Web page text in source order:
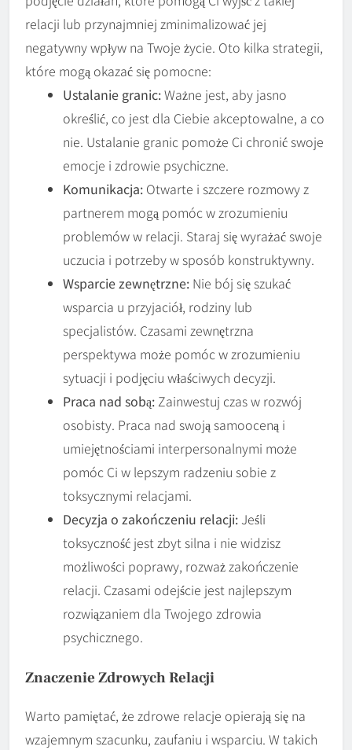
relacji lub przynajmniej zminimalizować jej
negatywny wpływ na Twoje życie. Oto kilka strategii,
które mogą okazać się pomocne:
Ustalanie granic:Ważne jest, aby jasno
określić, co jest dla Ciebie akceptowalne, a co
nie. Ustalanie granic pomoże Ci chronić swoje
emocje i zdrowie psychiczne.
Komunikacja: Otwarte i szczere rozmowy z
partnerem mogą pomóc w zrozumieniu
problemów w relacji. Staraj się wyrażać swoje
uczucia i potrzeby w sposób konstruktywny.
Wsparcie zewnętrzne: Nie bój się szukać
wsparcia u przyjaciół, rodziny lub
specjalistów. Czasami zewnętrzna
perspektywa może pomóc w zrozumieniu
sytuacji i podjęciu właściwych decyzji.
Praca nad sobą: Zainwestuj czas w rozwój
osobisty. Praca nad swoją samooceną i
umiejętnościami interpersonalnymi może
pomóc Ci w lepszym radzeniu sobie z
toksycznymi relacjami.
Decyzja o zakończeniu relacji: Jeśli
toksyczność jest zbyt silna i nie widzisz
możliwości poprawy, rozważ zakończenie
relacji. Czasami odejście jest najlepszym
rozwiązaniem dla Twojego zdrowia
psychicznego.
Znaczenie Zdrowych Relacji
Warto pamiętać, że zdrowe relacje opierają się na
wzajemnym szacunku, zaufaniu i wsparciu. W takich